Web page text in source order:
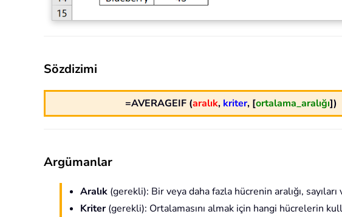
Sözdizimi
=AVERAGEIF (aralık, kriter, [ortalama_aralığı])
Argümanlar
Aralık (gerekli): Bir veya daha fazla hücrenin aralığı,
Kriter(gerekli): Ortalamasını almak için hangi hücrelerin